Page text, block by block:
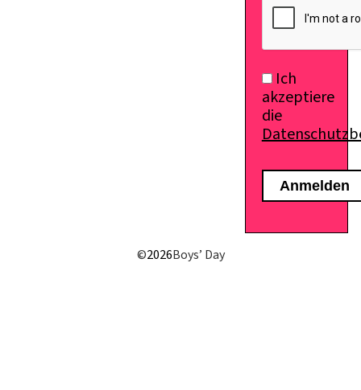
Ich
akzeptiere
die
©2026Boys’ Day